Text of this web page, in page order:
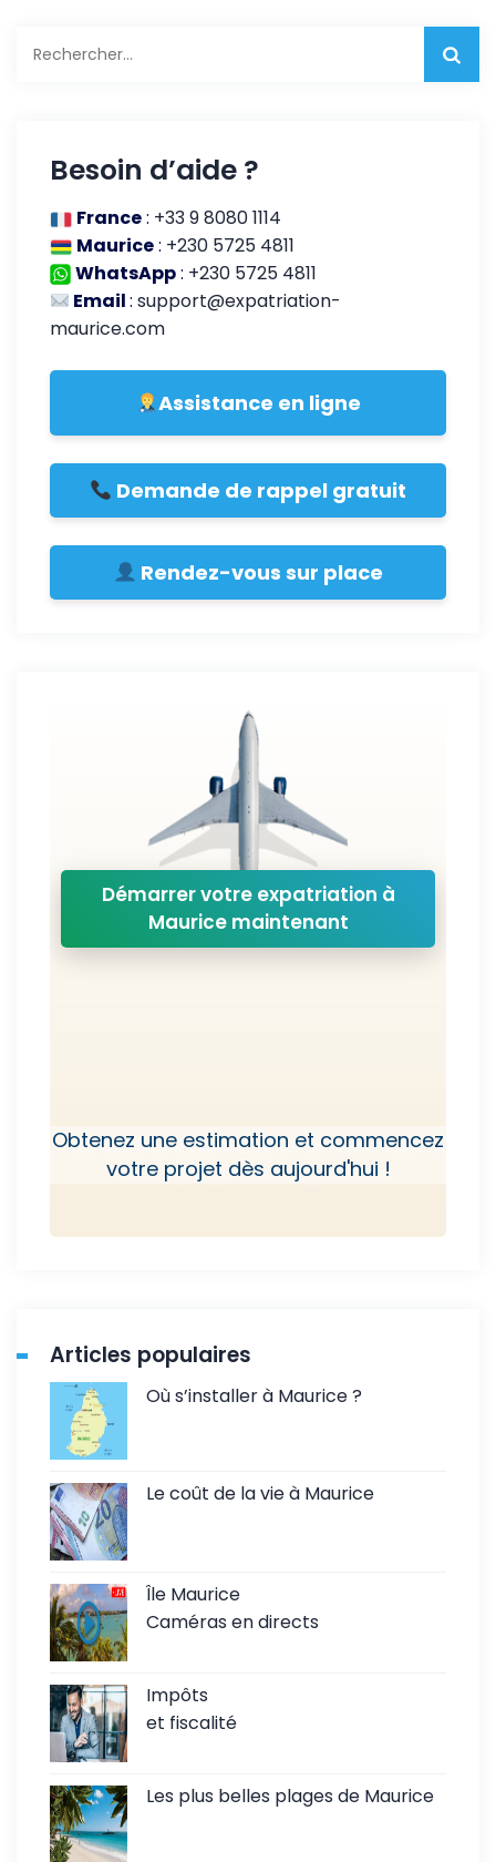
Besoin d’aide ?
France: +33 9 8080 1114
Maurice: +230 5725 4811
WhatsApp: +230 5725 4811
Email:support@expatriation-
maurice.com
Assistance en ligne
Demande de rappel gratuit
Rendez-vous sur place
Démarrer votre expatriation à
Maurice maintenant
Obtenez une estimation et commencez
votre projet dès aujourd'hui !
Articles populaires
Où s’installer à Maurice ?
Le coût de la vie à Maurice
Île Maurice
Caméras en directs
Impôts
et fiscalité
Les plus belles plages de Maurice